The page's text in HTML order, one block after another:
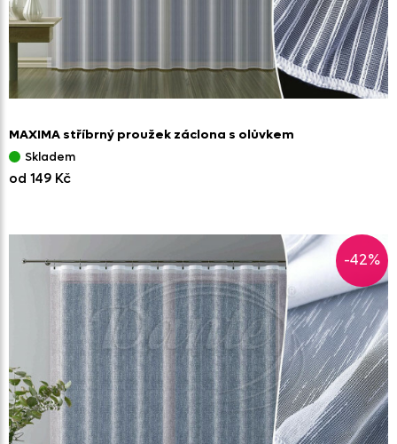
MAXIMA stříbrný proužek záclona s olůvkem
Skladem
od 149 Kč
-42%